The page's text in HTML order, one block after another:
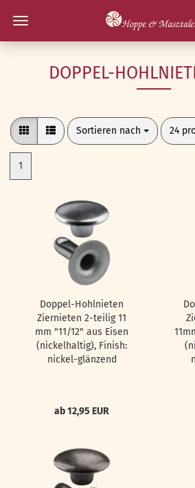
DOPPEL-
Sortieren nach
Sortieren nach 24
pro
1
Doppel-Hohlnieten
Ziernieten 2-teilig 11
mm "11/12" aus Eisen
(nickelhaltig), Finish:
nickel-glänzend
ab 12,95 EUR